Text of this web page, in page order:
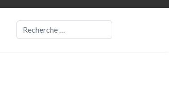
Valider